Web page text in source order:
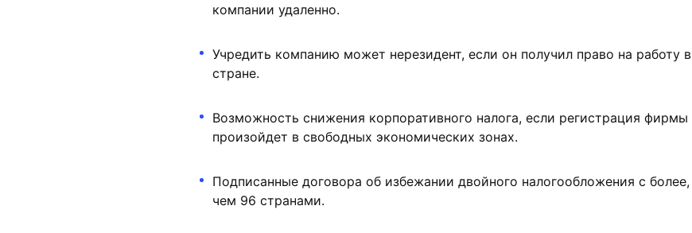
компании удаленно.
Учредить компанию может нерезидент, если он получил право на работу в
стране.
Возможность снижения корпоративного налога, если регистрация фирмы
произойдет в свободных экономических зонах.
Подписанные договора об избежании двойного налогообложения с более,
чем 96 странами.